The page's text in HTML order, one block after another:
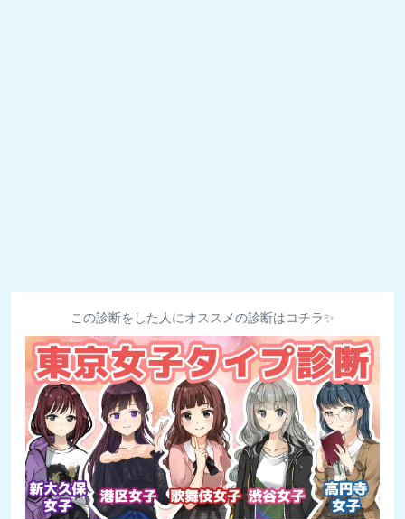
この診断をした人にオススメの診断はコチラ✨